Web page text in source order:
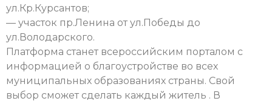
ул.Кр.Курсантов;
— участок пр.Ленина от ул.Победы до
ул.Володарского.
Платформа станет всероссийским порталом с
информацией о благоустройстве во всех
муниципальных образованиях страны. Свой
выбор сможет сделать каждый житель . В